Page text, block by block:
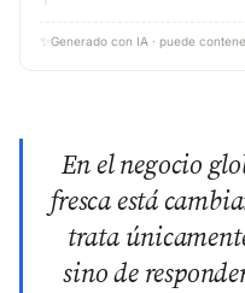
✨ Generado con IA · puede
En el negocio
fresca está
trata
sino de